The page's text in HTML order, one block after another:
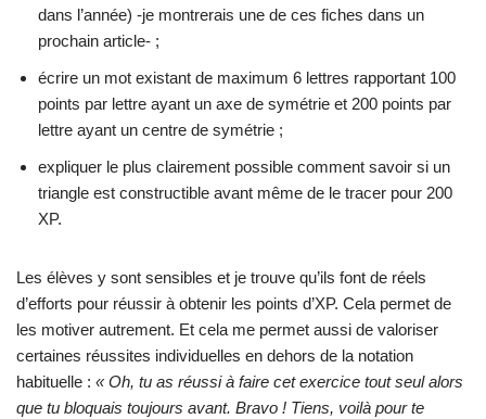
dans l’année) -je montrerais une de ces fiches dans un
prochain article- ;
écrire un mot existant de maximum 6 lettres rapportant 100
points par lettre ayant un axe de symétrie et 200 points par
lettre ayant un centre de symétrie ;
expliquer le plus clairement possible comment savoir si un
triangle est constructible avant même de le tracer pour 200
XP.
Les élèves y sont sensibles et je trouve qu’ils font de réels
d’efforts pour réussir à obtenir les points d’XP. Cela permet de
les motiver autrement. Et cela me permet aussi de valoriser
certaines réussites individuelles en dehors de la notation
habituelle : « Oh, tu as réussi à faire cet exercice tout seul alors
que tu bloquais toujours avant. Bravo ! Tiens, voilà pour te